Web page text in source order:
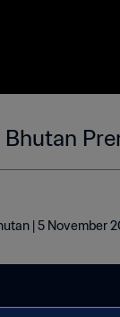
| 5 November